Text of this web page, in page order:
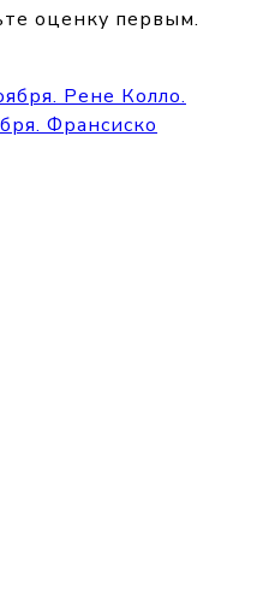
оценку первым.
Рене Колло.
Франсиско